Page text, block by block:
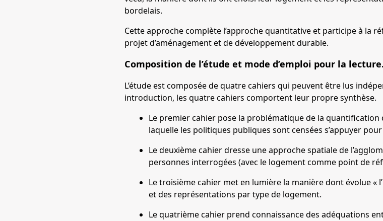
bordelais.
Cette approche complète l’approche quantitative et participe à la
projet d’aménagement et de développement durable.
Composition de l’étude et mode d’emploi pour la
L’étude est composée de quatre cahiers qui peuvent être lus
introduction, les quatre cahiers comportent leur propre synthèse.
Le premier cahier pose la problématique de la
laquelle les politiques publiques sont censées s’appuyer
Le deuxième cahier dresse une approche spatiale de
personnes interrogées (avec le logement comme point de
Le troisième cahier met en lumière la manière dont évolue «
et des représentations par type de logement.
Le quatrième cahier prend connaissance des adéquations